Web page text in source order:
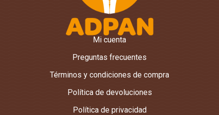
Mi cuenta
Preguntas frecuentes
Términos y condiciones de compra
Política de devoluciones
Política de privacidad